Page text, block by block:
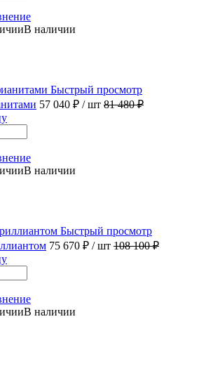
В наличии
Быстрый просмотр
57 040 ₽ / шт 81 480 ₽
В наличии
Быстрый просмотр
75 670 ₽ / шт 108 100 ₽
В наличии